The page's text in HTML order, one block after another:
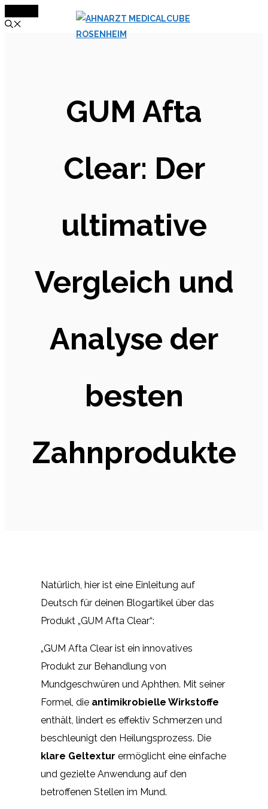
Inhalt
GUM Afta
Clear: Der
ultimative
Vergleich und
Analyse der
besten
Zahnprodukte
Natürlich, hier ist eine Einleitung auf
Deutsch für deinen Blogartikel über das
Produkt „GUM Afta Clear“:
„GUM Afta Clear ist ein innovatives
Produkt zur Behandlung von
Mundgeschwüren und Aphthen. Mit seiner
Formel, die antimikrobielle Wirkstoffe
enthält, lindert es effektiv Schmerzen und
beschleunigt den Heilungsprozess. Die
klare Geltextur ermöglicht eine einfache
und gezielte Anwendung auf den
betroffenen Stellen im Mund.